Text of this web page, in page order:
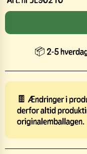
📦 2-5
🍫 Ændringer i
derfor altid
originalemballagen.